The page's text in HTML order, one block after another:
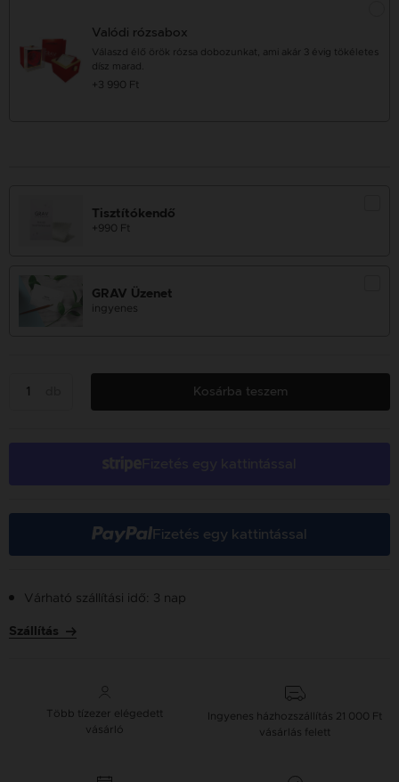
Valódi rózsabox
Válaszd élő örök rózsa dobozunkat, ami akár 3 évig tökéletes
dísz marad.
+3 990 Ft
Tisztítókendő
+990 Ft
GRAV Üzenet
ingyenes
Kosárba teszem
Fizetés egy kattintással
Várható szállítási idő: 3 nap
Szállítás
Több tízezer elégedett
vásárló
Ingyenes házhozszállítás 21 000 Ft
vásárlás felett